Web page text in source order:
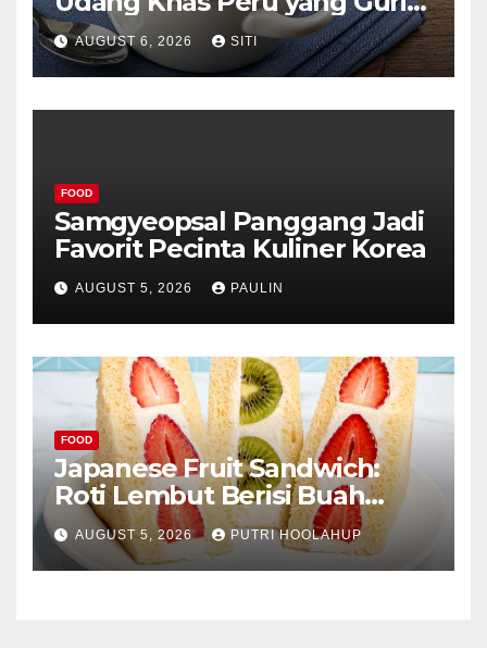
Lezat
AUGUST 6, 2026 SITI
FOOD
Samgyeopsal Panggang Jadi
Favorit Pecinta Kuliner Korea
AUGUST 5, 2026 PAULIN
FOOD
Japanese Fruit Sandwich:
Roti Lembut Berisi Buah
Segar yang Memikat Selera
AUGUST 5, 2026 PUTRI HOOLAHUP